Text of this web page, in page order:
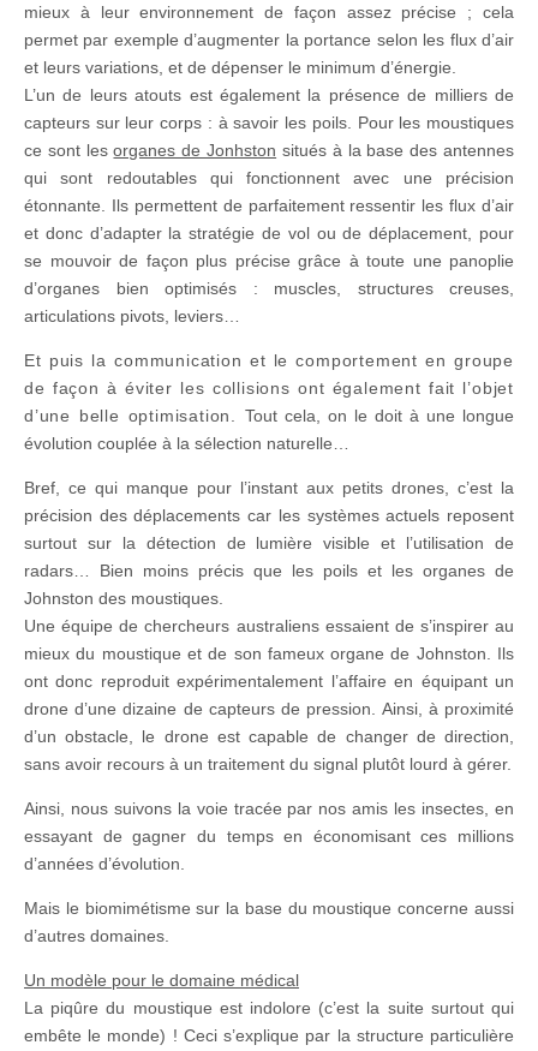
mieux à leur environnement de façon assez précise ; cela
permet par exemple d’augmenter la portance selon les flux d’air
et leurs variations, et de dépenser le minimum d’énergie.
L’un de leurs atouts est également la présence de milliers de
capteurs sur leur corps : à savoir les poils. Pour les moustiques
ce sont lesorganes de Jonhston situés à la base des antennes
qui sont redoutables qui fonctionnent avec une précision
étonnante. Ils permettent de parfaitement ressentir les flux d’air
et donc d’adapter la stratégie de vol ou de déplacement, pour
se mouvoir de façon plus précise grâce à toute une panoplie
d’organes bien optimisés : muscles, structures creuses,
articulations pivots, leviers…
Et puis la communication et le comportement en groupe
de façon à éviter les collisions ont également fait l’objet
d’une belle optimisation. Tout cela, on le doit à une longue
évolution couplée à la sélection naturelle…
Bref, ce qui manque pour l’instant aux petits drones, c’est la
précision des déplacements car les systèmes actuels reposent
surtout sur la détection de lumière visible et l’utilisation de
radars… Bien moins précis que les poils et les organes de
Johnston des moustiques.
Une équipe de chercheurs australiens essaient de s’inspirer au
mieux du moustique et de son fameux organe de Johnston. Ils
ont donc reproduit expérimentalement l’affaire en équipant un
drone d’une dizaine de capteurs de pression. Ainsi, à proximité
d’un obstacle, le drone est capable de changer de direction,
sans avoir recours à un traitement du signal plutôt lourd à gérer.
Ainsi, nous suivons la voie tracée par nos amis les insectes, en
essayant de gagner du temps en économisant ces millions
d’années d’évolution.
Mais le biomimétisme sur la base du moustique concerne aussi
d’autres domaines.
Un modèle pour le domaine médical
La piqûre du moustique est indolore (c’est la suite surtout qui
embête le monde) ! Ceci s’explique par la structure particulière